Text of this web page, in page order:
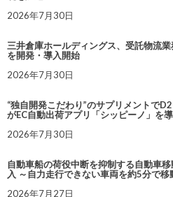
2026年7月30日
三井倉庫ホールディングス、受託物流業
を開発・導入開始
2026年7月30日
“独自開発こだわり”のサプリメントで
がEC自動出荷アプリ「シッピーノ」を
2026年7月30日
自動車船の荷役中断を抑制する自動車
入 ～自力走行できない車両を約5分で移
2026年7月27日